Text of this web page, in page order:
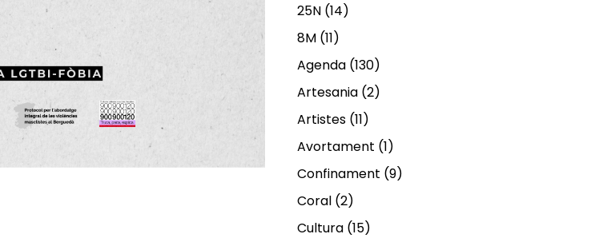
25N (14)
8M (11)
Agenda (130)
Artesania (2)
Artistes (11)
Avortament (1)
Confinament (9)
Coral (2)
Cultura (15)